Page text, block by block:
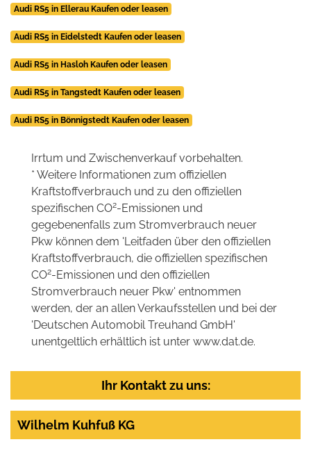
Audi RS5 in Ellerau Kaufen oder leasen
Audi RS5 in Eidelstedt Kaufen oder leasen
Audi RS5 in Hasloh Kaufen oder leasen
Audi RS5 in Tangstedt Kaufen oder leasen
Audi RS5 in Bönnigstedt Kaufen oder leasen
Irrtum und Zwischenverkauf vorbehalten.
* Weitere Informationen zum offiziellen
Kraftstoffverbrauch und zu den offiziellen
spezifischen CO2-Emissionen und
gegebenenfalls zum Stromverbrauch neuer
Pkw können dem 'Leitfaden über den offiziellen
Kraftstoffverbrauch, die offiziellen spezifischen
CO2-Emissionen und den offiziellen
Stromverbrauch neuer Pkw' entnommen
werden, der an allen Verkaufsstellen und bei der
'Deutschen Automobil Treuhand GmbH'
unentgeltlich erhältlich ist unter www.dat.de.
Ihr Kontakt zu uns:
Wilhelm Kuhfuß KG